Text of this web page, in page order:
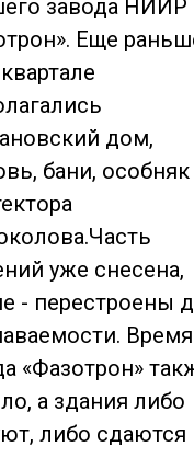
завода НИИР
Еще
дом,
бани, особняк
уже снесена,
- перестроены
Время
«Фазотрон»
а здания либо
либо сдаются